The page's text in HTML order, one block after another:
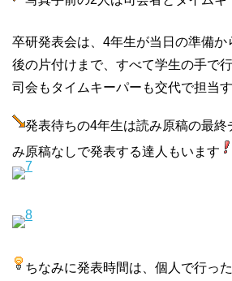
卒研発表会は、4年生が当日の準備か
後の片付けまで、すべて学生の手で
司会もタイムキーパーも交代で担当
発表待ちの4年生は読み原稿の最終
み原稿なしで発表する達人もいます
ちなみに発表時間は、個人で行っ